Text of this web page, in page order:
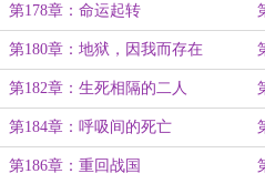
第178章：命运起转
第180章：地狱，因我而存在
第182章：生死相隔的二人
第184章：呼吸间的死亡
第186章：重回战国